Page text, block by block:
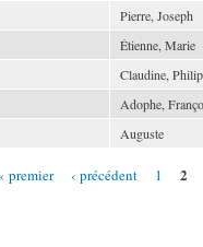
Pierre, Joseph
Étienne, Marie
Claudine,
Adophe,
Auguste
premier ‹ précédent 1 2